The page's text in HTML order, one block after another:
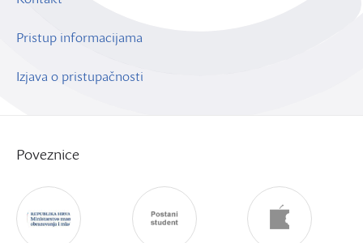
Pristup informacijama
Izjava o pristupačnosti
Poveznice